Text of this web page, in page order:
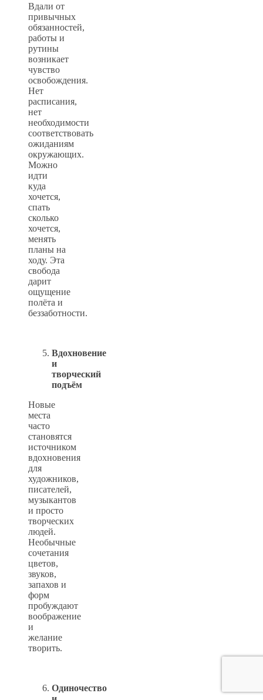
Вдали от
привычных
обязанностей,
работы и
рутины
возникает
чувство
освобождения.
Нет
расписания,
нет
необходимости
соответствовать
ожиданиям
окружающих.
Можно
идти
куда
хочется,
спать
сколько
хочется,
менять
планы на
ходу. Эта
свобода
дарит
ощущение
полёта и
беззаботности.
Вдохновение
и
творческий
подъём
Новые
места
часто
становятся
источником
вдохновения
для
художников,
писателей,
музыкантов
и просто
творческих
людей.
Необычные
сочетания
цветов,
звуков,
запахов и
форм
пробуждают
воображение
и
желание
творить.
Одиночество